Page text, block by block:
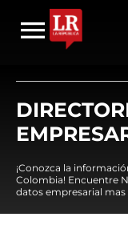
¡Conozca la
Colombia! Encuentre
datos empresarial mas